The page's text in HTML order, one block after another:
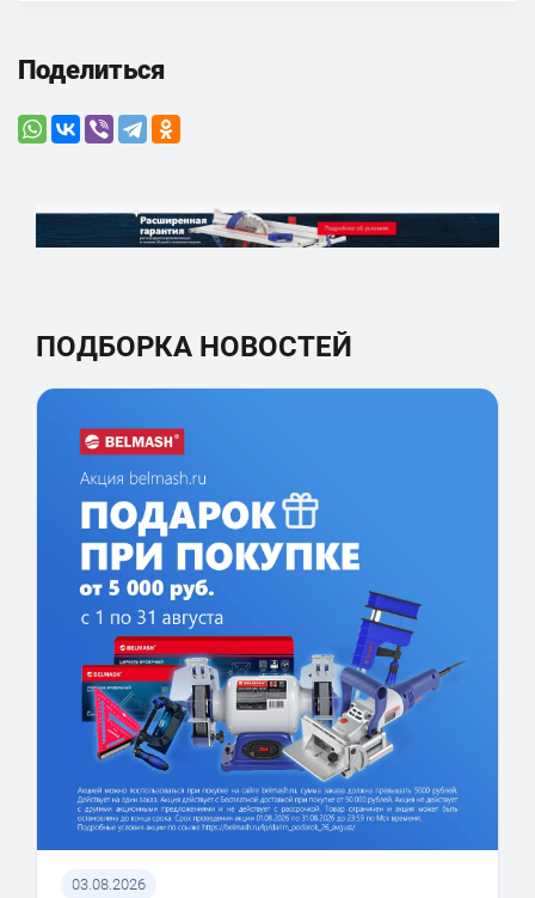
Поделиться
ПОДБОРКА НОВОСТЕЙ
03.08.2026